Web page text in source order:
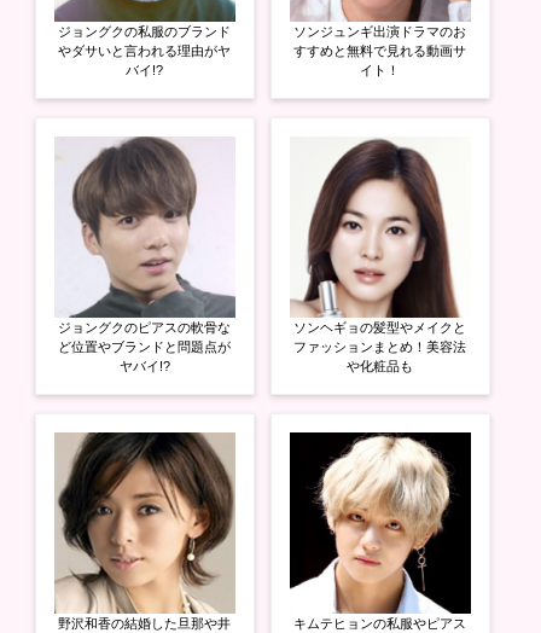
ド
ウ
で
開
す
さ
い
(
新
し
い
ウ
ド
ウ
開
き
ま
す
ウ
で
開
す
ジョングクの私服のブランド
やダサいと言われる理由がヤ
バイ!?
ジョングクのピアスの軟骨な
ど位置やブランドと問題点が
ヤバイ!?
野沢和香の結婚した旦那や井
ソンジュンギ出演ドラマのお
すすめと無料で見れる動画サ
イト！
ソンヘギョの髪型やメイクと
ファッションまとめ！美容法
や化粧品も
キムテヒョンの私服やピアス